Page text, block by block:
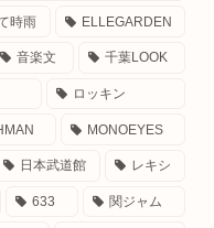
時雨 ELLEGARDEN
音楽文 千葉LOOK
ロッキン
MONOEYES
日本武道館 レキシ
633 関ジャム